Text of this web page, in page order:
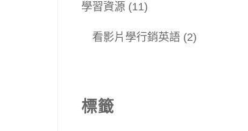
學習資源 (11)
看影片學行銷英語 (2)
標籤